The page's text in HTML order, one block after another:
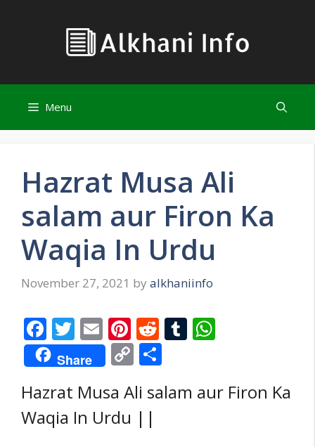
Menu
Hazrat Musa Ali
salam aur Firon Ka
Waqia In Urdu
November 27, 2021 by alkhaniinfo
F
ac
e
b
o
T
w
itt
er
E
m
ai
l
Pi
nt
er
e
st
R
e
d
di
T
bl s
Share C
p
y
ar
Hazrat Musa Ali salam aur Firon Ka
Waqia In Urdu ||